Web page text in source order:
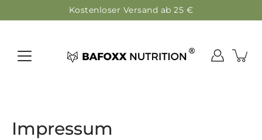
Kostenloser Versand ab 25 €
Impressum